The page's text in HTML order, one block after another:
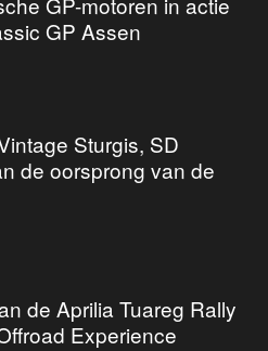
GP Assen
Sturgis, SD
de oorsprong van de
de Aprilia Tuareg Rally
Experience